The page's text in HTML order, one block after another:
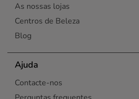
As nossas lojas
Centros de Beleza
Blog
Ajuda
Contacte-nos